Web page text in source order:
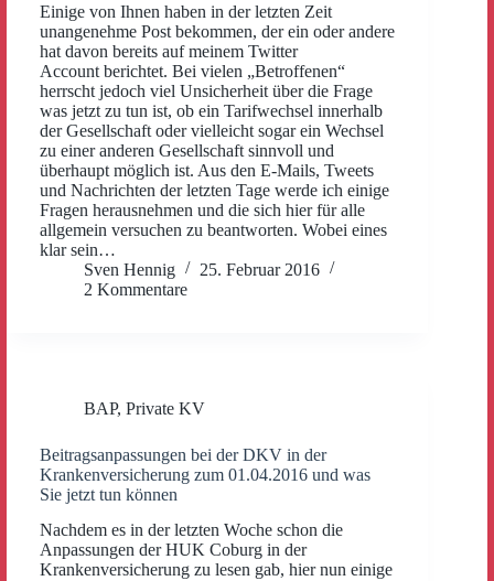
Einige von Ihnen haben in der letzten Zeit
unangenehme Post bekommen, der ein oder andere
hat davon bereits auf meinem Twitter
Account berichtet. Bei vielen „Betroffenen“
herrscht jedoch viel Unsicherheit über die Frage
was jetzt zu tun ist, ob ein Tarifwechsel innerhalb
der Gesellschaft oder vielleicht sogar ein Wechsel
zu einer anderen Gesellschaft sinnvoll und
überhaupt möglich ist. Aus den E-Mails, Tweets
und Nachrichten der letzten Tage werde ich einige
Fragen herausnehmen und die sich hier für alle
allgemein versuchen zu beantworten. Wobei eines
klar sein…
Sven Hennig
25. Februar 2016
2 Kommentare
BAP, Private KV
Beitragsanpassungen bei der DKV in der
Krankenversicherung zum 01.04.2016 und was
Sie jetzt tun können
Nachdem es in der letzten Woche schon die
Anpassungen der HUK Coburg in der
Krankenversicherung zu lesen gab, hier nun einige